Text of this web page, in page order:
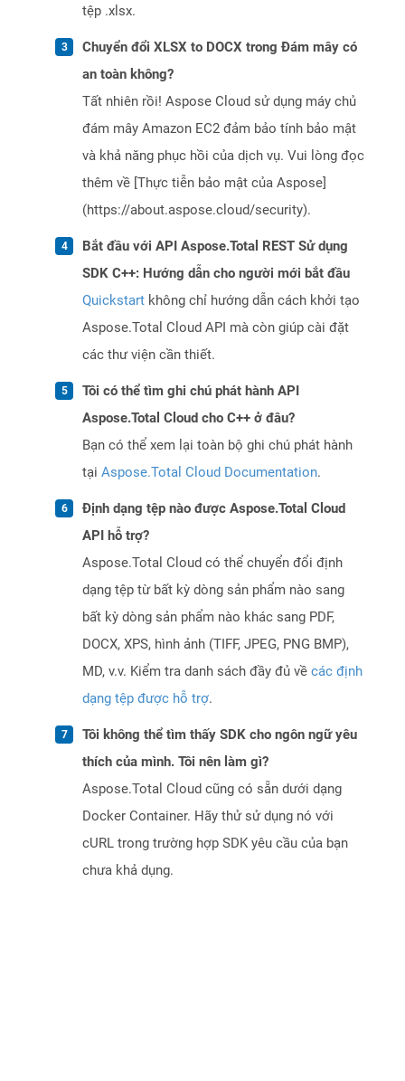
tệp .xlsx.
Chuyển đổi XLSX to DOCX trong Đám mây có
an toàn không?
Tất nhiên rồi! Aspose Cloud sử dụng máy chủ
đám mây Amazon EC2 đảm bảo tính bảo mật
và khả năng phục hồi của dịch vụ. Vui lòng đọc
thêm về [Thực tiễn bảo mật của Aspose]
(https://about.aspose.cloud/security).
Bắt đầu với API Aspose.Total REST Sử dụng
SDK C++: Hướng dẫn cho người mới bắt đầu
Quickstart không chỉ hướng dẫn cách khởi tạo
Aspose.Total Cloud API mà còn giúp cài đặt
các thư viện cần thiết.
Tôi có thể tìm ghi chú phát hành API
Aspose.Total Cloud cho C++ ở đâu?
Bạn có thể xem lại toàn bộ ghi chú phát hành
tại Aspose.Total Cloud Documentation.
Định dạng tệp nào được Aspose.Total Cloud
API hỗ trợ?
Aspose.Total Cloud có thể chuyển đổi định
dạng tệp từ bất kỳ dòng sản phẩm nào sang
bất kỳ dòng sản phẩm nào khác sang PDF,
DOCX, XPS, hình ảnh (TIFF, JPEG, PNG BMP),
MD, v.v. Kiểm tra danh sách đầy đủ về các định
dạng tệp được hỗ trợ.
Tôi không thể tìm thấy SDK cho ngôn ngữ yêu
thích của mình. Tôi nên làm gì?
Aspose.Total Cloud cũng có sẵn dưới dạng
Docker Container. Hãy thử sử dụng nó với
cURL trong trường hợp SDK yêu cầu của bạn
chưa khả dụng.